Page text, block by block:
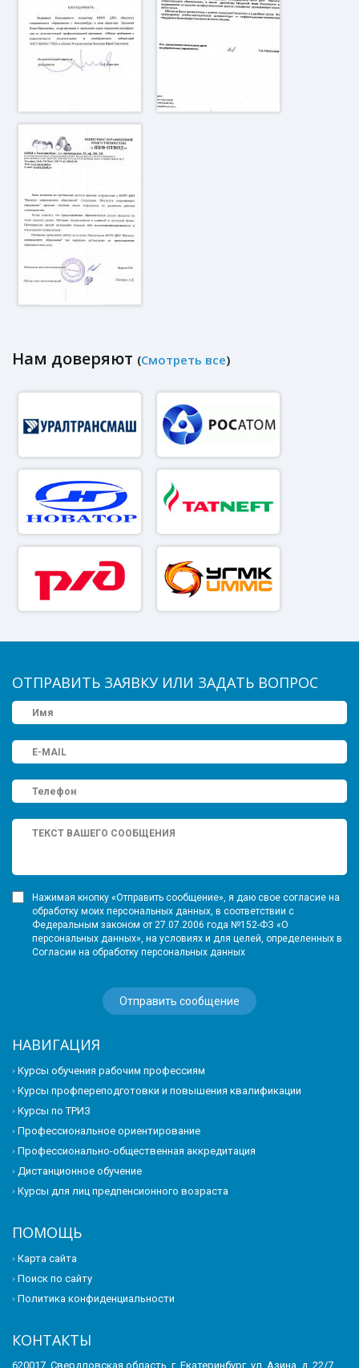
Нам доверяют (Смотреть все)
ОТПРАВИТЬ ЗАЯВКУ ИЛИ ЗАДАТЬ ВОПРОС
Нажимая кнопку «Отправить сообщение», я даю свое согласие на
обработку моих персональных данных, в соответствии с
Федеральным законом от 27.07.2006 года №152-ФЗ «О
персональных данных», на условиях и для целей, определенных в
Согласии на обработку персональных данных
НАВИГАЦИЯ
Курсы обучения рабочим профессиям
Курсы профпереподготовки и повышения квалификации
Курсы по ТРИЗ
Профессиональное ориентирование
Профессионально-общественная аккредитация
Дистанционное обучение
Курсы для лиц предпенсионного возраста
ПОМОЩЬ
Карта сайта
Поиск по сайту
Политика конфиденциальности
КОНТАКТЫ
620017, Свердловская область, г. Екатеринбург, ул. Азина, д. 22/7,